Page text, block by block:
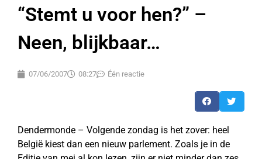
“Stemt u voor hen?” –
Neen, blijkbaar…
07/06/2007 08:27 Één reactie
Dendermonde – Volgende zondag is het zover: heel
België kiest dan een nieuw parlement. Zoals je in de